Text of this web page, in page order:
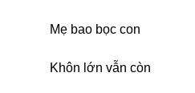
Mẹ bao bọc con
Khôn lớn vẫn còn